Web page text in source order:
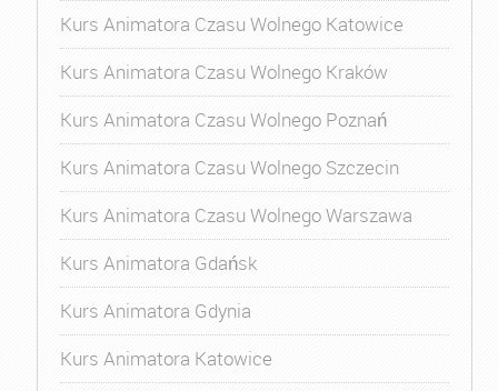
Kurs Animatora Czasu Wolnego Katowice
Kurs Animatora Czasu Wolnego Kraków
Kurs Animatora Czasu Wolnego Poznań
Kurs Animatora Czasu Wolnego Szczecin
Kurs Animatora Czasu Wolnego Warszawa
Kurs Animatora Gdańsk
Kurs Animatora Gdynia
Kurs Animatora Katowice